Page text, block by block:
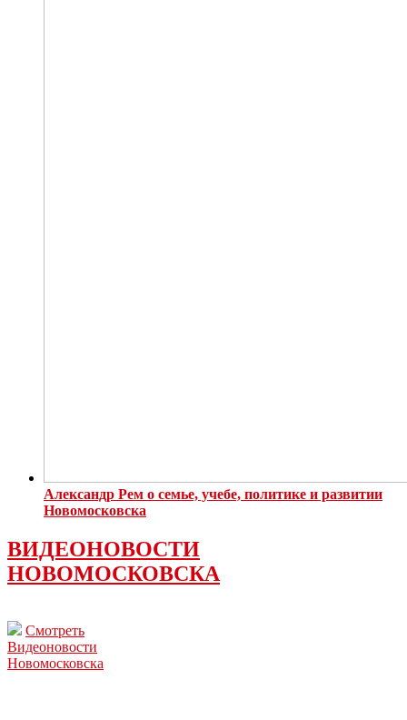
Александр Рем о семье, учебе, политике и развитии
Новомосковска
ВИДЕОНОВОСТИ
НОВОМОСКОВСКА
Смотреть
Видеоновости
Новомосковска